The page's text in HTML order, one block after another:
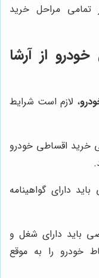
تمامی مراحل خرید
از آرشا
، لازم است شرایط
خرید اقساطی خودرو
دارای گواهینامه
باید دارای شغل و
خودرو را به موقع